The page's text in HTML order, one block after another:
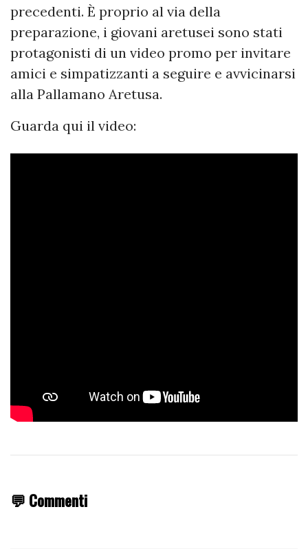
precedenti. È proprio al via della
preparazione, i giovani aretusei sono stati
protagonisti di un video promo per invitare
amici e simpatizzanti a seguire e avvicinarsi
alla Pallamano Aretusa.
Guarda qui il video:
💬 Commenti